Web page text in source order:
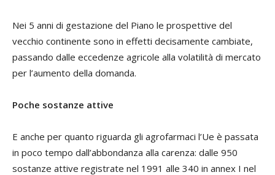
Nei 5 anni di gestazione del Piano le prospettive del
vecchio continente sono in effetti decisamente cambiate,
passando dalle eccedenze agricole alla volatilità di mercato
per l’aumento della domanda.
Poche sostanze attive
E anche per quanto riguarda gli agrofarmaci l’Ue è passata
in poco tempo dall’abbondanza alla carenza: dalle 950
sostanze attive registrate nel 1991 alle 340 in annex I nel